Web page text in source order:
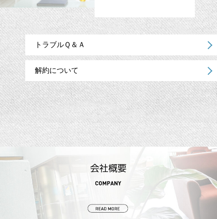
トラブルＱ＆Ａ
解約について